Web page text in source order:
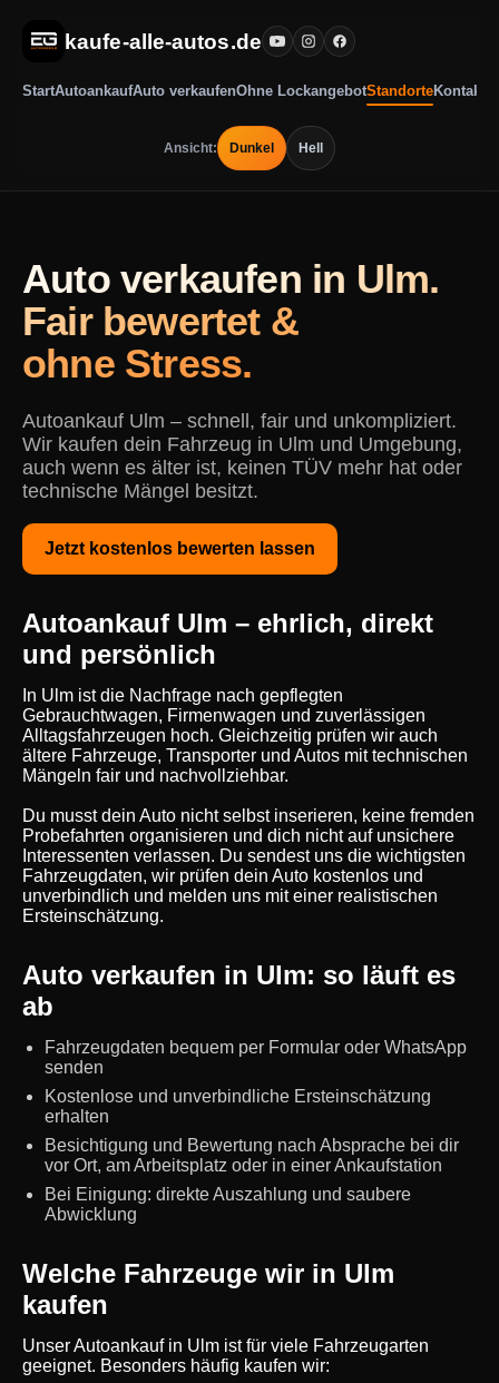
kaufe-alle-autos.de
StartAutoankaufAuto verkaufenOhne LockangebotStandorteKontakt
Ansicht: Dunkel Hell
Auto verkaufen in Ulm.
Fair bewertet &
ohne Stress.
Autoankauf Ulm – schnell, fair und unkompliziert.
Wir kaufen dein Fahrzeug in Ulm und Umgebung,
auch wenn es älter ist, keinen TÜV mehr hat oder
technische Mängel besitzt.
Jetzt kostenlos bewerten lassen
Autoankauf Ulm – ehrlich, direkt
und persönlich
In Ulm ist die Nachfrage nach gepflegten
Gebrauchtwagen, Firmenwagen und zuverlässigen
Alltagsfahrzeugen hoch. Gleichzeitig prüfen wir auch
ältere Fahrzeuge, Transporter und Autos mit technischen
Mängeln fair und nachvollziehbar.
Du musst dein Auto nicht selbst inserieren, keine fremden
Probefahrten organisieren und dich nicht auf unsichere
Interessenten verlassen. Du sendest uns die wichtigsten
Fahrzeugdaten, wir prüfen dein Auto kostenlos und
unverbindlich und melden uns mit einer realistischen
Ersteinschätzung.
Auto verkaufen in Ulm: so läuft es
ab
Fahrzeugdaten bequem per Formular oder WhatsApp
senden
Kostenlose und unverbindliche Ersteinschätzung
erhalten
Besichtigung und Bewertung nach Absprache bei dir
vor Ort, am Arbeitsplatz oder in einer Ankaufstation
Bei Einigung: direkte Auszahlung und saubere
Abwicklung
Welche Fahrzeuge wir in Ulm
kaufen
Unser Autoankauf in Ulm ist für viele Fahrzeugarten
geeignet. Besonders häufig kaufen wir: